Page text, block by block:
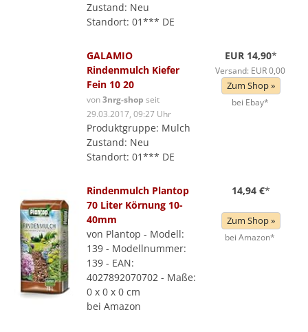
Zustand: Neu
Standort: 01*** DE
GALAMIO
Rindenmulch Kiefer
Fein 10 20
von3nrg-shop seit
29.03.2017, 09:27 Uhr
Produktgruppe: Mulch
Zustand: Neu
Standort: 01*** DE
EUR 14,90*
Versand: EUR 0,00
Zum Shop »
bei Ebay*
Rindenmulch Plantop
70 Liter Körnung 10-
40mm
von Plantop - Modell:
139 - Modellnummer:
139 - EAN:
4027892070702 - Maße:
0 x 0 x 0 cm
bei Amazon
14,94 €*
Zum Shop »
bei Amazon*